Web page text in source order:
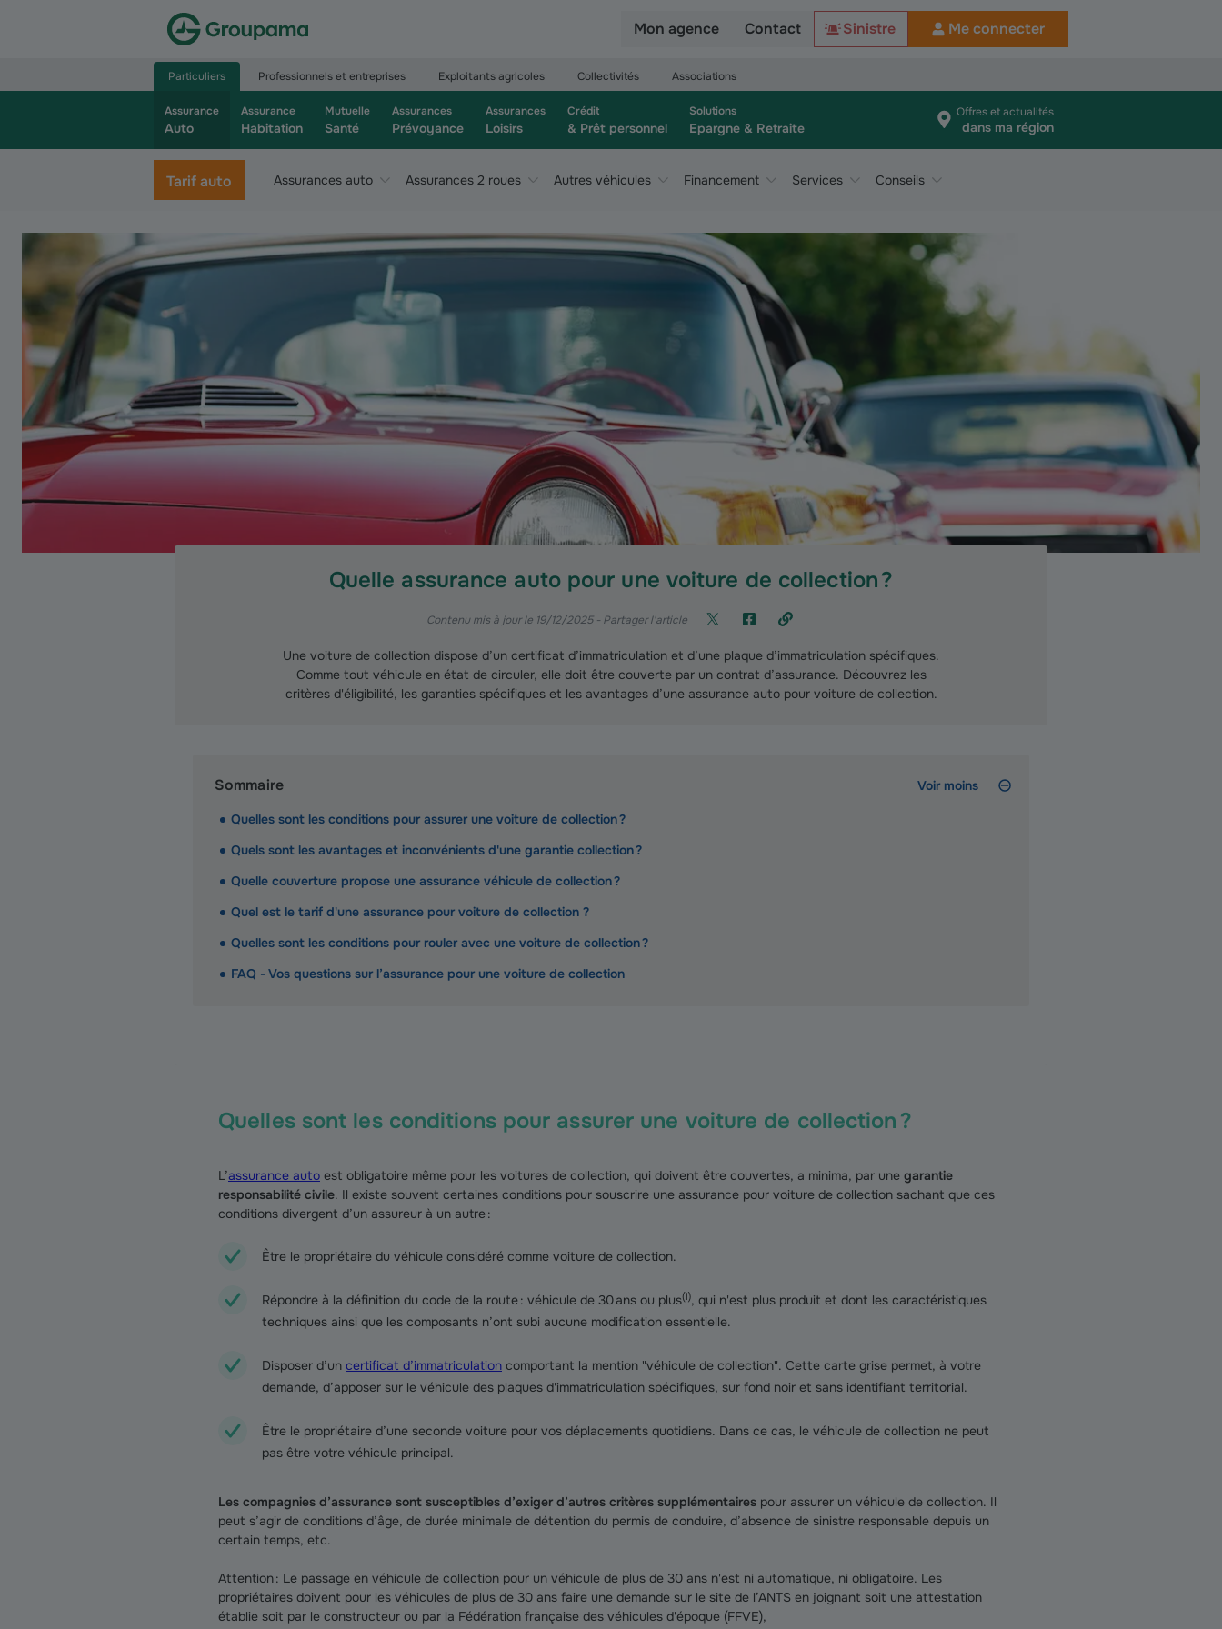
Mon agence Contact Sinistre Me connecter
Particuliers Professionnels et entreprises Exploitants agricoles Collectivités Associations
Assurance
Auto
Assurance
Habitation
Mutuelle
Santé
Assurances
Prévoyance
Assurances
Loisirs
Crédit
& Prêt personnel
Solutions
Epargne & Retraite
Offres et actualités
dans ma région
Tarif auto Assurances auto Assurances 2 roues Autres véhicules Financement Services Conseils
Quelle assurance auto pour une voiture de collection ?
Contenu mis à jour le 19/12/2025- Partager l'article
Une voiture de collection dispose d’un certificat d’immatriculation et d’une plaque d’immatriculation spécifiques.
Comme tout véhicule en état de circuler, elle doit être couverte par un contrat d’assurance. Découvrez les
critères d'éligibilité, les garanties spécifiques et les avantages d’une assurance auto pour voiture de collection.
Sommaire Voir moins
Quelles sont les conditions pour assurer une voiture de collection ?
Quels sont les avantages et inconvénients d'une garantie collection ?
Quelle couverture propose une assurance véhicule de collection ?
Quel est le tarif d'une assurance pour voiture de collection ?
Quelles sont les conditions pour rouler avec une voiture de collection ?
FAQ - Vos questions sur l’assurance pour une voiture de collection
Quelles sont les conditions pour assurer une voiture de collection ?
L’assurance auto est obligatoire même pour les voitures de collection, qui doivent être couvertes, a minima, par une garantie
responsabilité civile. Il existe souvent certaines conditions pour souscrire une assurance pour voiture de collection sachant que ces
conditions divergent d’un assureur à un autre :
Être le propriétaire du véhicule considéré comme voiture de collection.
Répondre à la définition du code de la route : véhicule de 30 ans ou plus(1), qui n'est plus produit et dont les caractéristiques
techniques ainsi que les composants n’ont subi aucune modification essentielle.
Disposer d’un certificat d’immatriculation comportant la mention "véhicule de collection". Cette carte grise permet, à votre
demande, d’apposer sur le véhicule des plaques d'immatriculation spécifiques, sur fond noir et sans identifiant territorial.
Être le propriétaire d’une seconde voiture pour vos déplacements quotidiens. Dans ce cas, le véhicule de collection ne peut
pas être votre véhicule principal.
Les compagnies d’assurance sont susceptibles d’exiger d’autres critères supplémentaires pour assurer un véhicule de collection. Il
peut s’agir de conditions d’âge, de durée minimale de détention du permis de conduire, d’absence de sinistre responsable depuis un
certain temps, etc.
Attention : Le passage en véhicule de collection pour un véhicule de plus de 30 ans n'est ni automatique, ni obligatoire. Les
propriétaires doivent pour les véhicules de plus de 30 ans faire une demande sur le site de l’ANTS en joignant soit une attestation
établie soit par le constructeur ou par la Fédération française des véhicules d'époque (FFVE),